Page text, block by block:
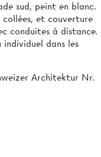
sud, peint en blanc.
et couverture
conduites à distance.
dans les
Architektur Nr.